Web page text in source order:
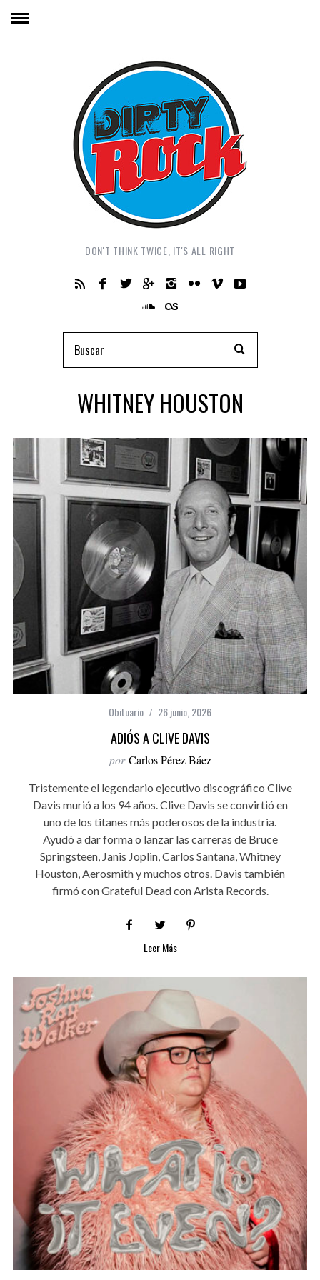
DON'T THINK TWICE, IT'S ALL RIGHT
WHITNEY HOUSTON
Obituario 26 junio, 2026
ADIÓS A CLIVE DAVIS
por Carlos Pérez Báez
Tristemente el legendario ejecutivo discográfico Clive
Davis murió a los 94 años. Clive Davis se convirtió en
uno de los titanes más poderosos de la industria.
Ayudó a dar forma o lanzar las carreras de Bruce
Springsteen, Janis Joplin, Carlos Santana, Whitney
Houston, Aerosmith y muchos otros. Davis también
firmó con Grateful Dead con Arista Records.
Leer Más